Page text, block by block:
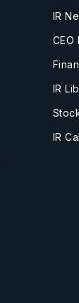
IR
CEO
IR
IR